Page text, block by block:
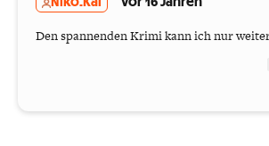
Niko.Kal vor 16 Jahren
Den spannenden Krimi kann ich nur